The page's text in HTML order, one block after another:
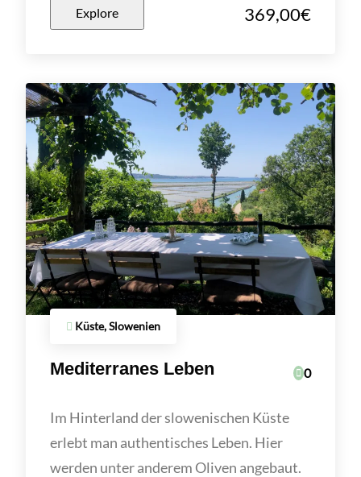
Explore 369,00€
Küste, Slowenien
Mediterranes Leben 0
Im Hinterland der slowenischen Küste
erlebt man authentisches Leben. Hier
werden unter anderem Oliven angebaut.